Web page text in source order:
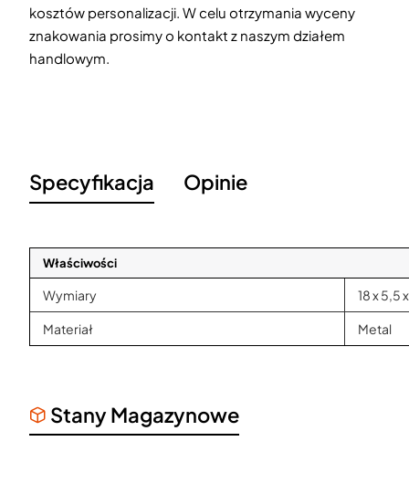
kosztów personalizacji. W celu otrzymania wyceny
znakowania prosimy o kontakt z naszym działem
handlowym.
Specyfikacja Opinie
Właściwości
Wymiary 18 x 5,5
Materiał Metal
Stany Magazynowe